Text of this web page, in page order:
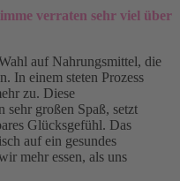
verraten sehr viel über
auf Nahrungsmittel, die
In einem steten Prozess
zu. Diese
sehr großen Spaß, setzt
Glücksgefühl. Das
auf ein gesundes
mehr essen, als uns